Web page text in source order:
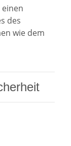
des
wie dem